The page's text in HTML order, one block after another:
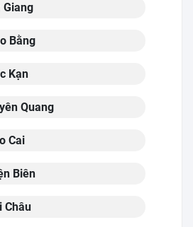
Giang
Bằng
Kạn
Quang
Cai
Biên
Châu